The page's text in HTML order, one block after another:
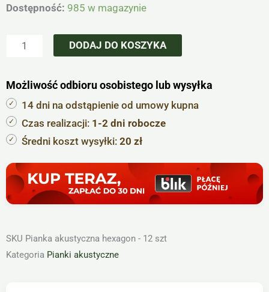
Dostępność: 985 w magazynie
ilość
pianka
akustyczna
antracytowa
-
12
szt
DODAJ DO KOSZYKA
Możliwość odbioru osobistego lub wysyłka
14 dni na odstąpienie od umowy kupna
Czas realizacji: 1-2 dni robocze
Średni koszt wysyłki: 20 zł
SKU Pianka akustyczna hexagon - 12 szt
Kategoria Pianki akustyczne